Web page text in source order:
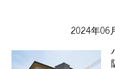
2024年06